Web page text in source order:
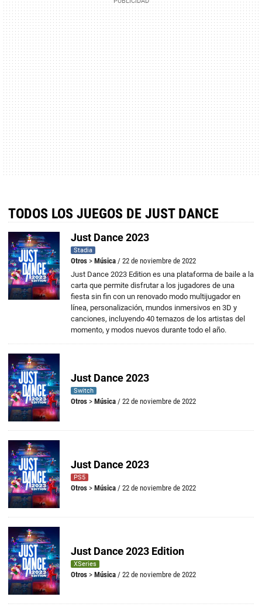
TODOS LOS JUEGOS DE JUST DANCE
Just Dance 2023
Stadia
Otros > Música / 22 de noviembre de 2022
Just Dance 2023 Edition es una plataforma de baile a la
carta que permite disfrutar a los jugadores de una
fiesta sin fin con un renovado modo multijugador en
línea, personalización, mundos inmersivos en 3D y
canciones, incluyendo 40 temazos de los artistas del
momento, y modos nuevos durante todo el año.
Just Dance 2023
Switch
Otros > Música / 22 de noviembre de 2022
Just Dance 2023
PS5
Otros > Música / 22 de noviembre de 2022
Just Dance 2023 Edition
XSeries
Otros > Música / 22 de noviembre de 2022